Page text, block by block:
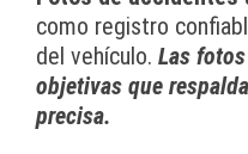
como registro
del vehículo. Las
objetivas que
precisa.